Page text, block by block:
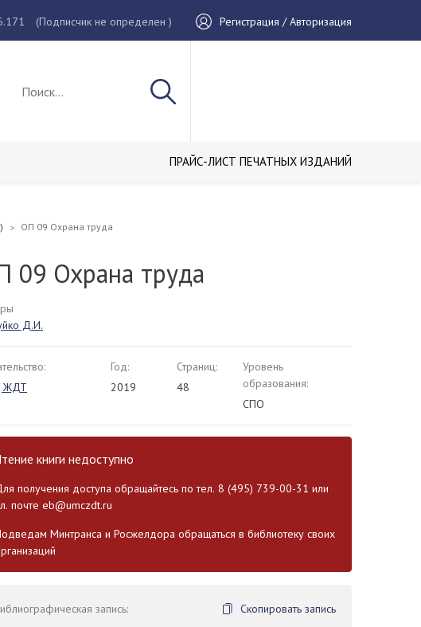
(Подписчик не определен ) Регистрация / Авторизация
ПРАЙС-ЛИСТ ПЕЧАТНЫХ ИЗДАНИЙ
ОП 09 Охрана труда
09 Охрана труда
Д.И.
ЖДТ
Год:
2019
Страниц:
48
Уровень
образования:
СПО
книги недоступно
получения доступа обращайтесь по тел. 8 (495) 739-00-31 или
почте eb@umczdt.ru
Минтранса и Росжелдора обращаться в библиотеку своих
запись:
Скопировать запись